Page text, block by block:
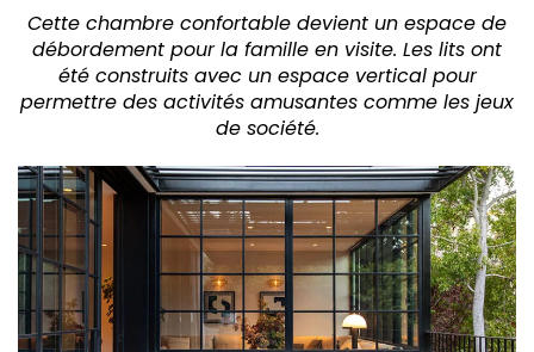
Cette chambre confortable devient un espace de
débordement pour la famille en visite. Les lits ont
été construits avec un espace vertical pour
permettre des activités amusantes comme les jeux
de société.